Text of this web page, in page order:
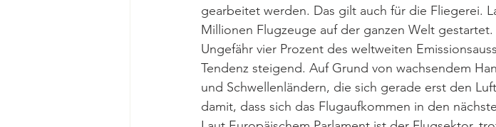
gearbeitet werden. Das gilt auch für die Fliegerei.
Millionen Flugzeuge auf der ganzen Welt gestartet.
Ungefähr vier Prozent des weltweiten
Tendenz steigend. Auf Grund von wachsendem
und Schwellenländern, die sich gerade erst den
damit, dass sich das Flugaufkommen in den